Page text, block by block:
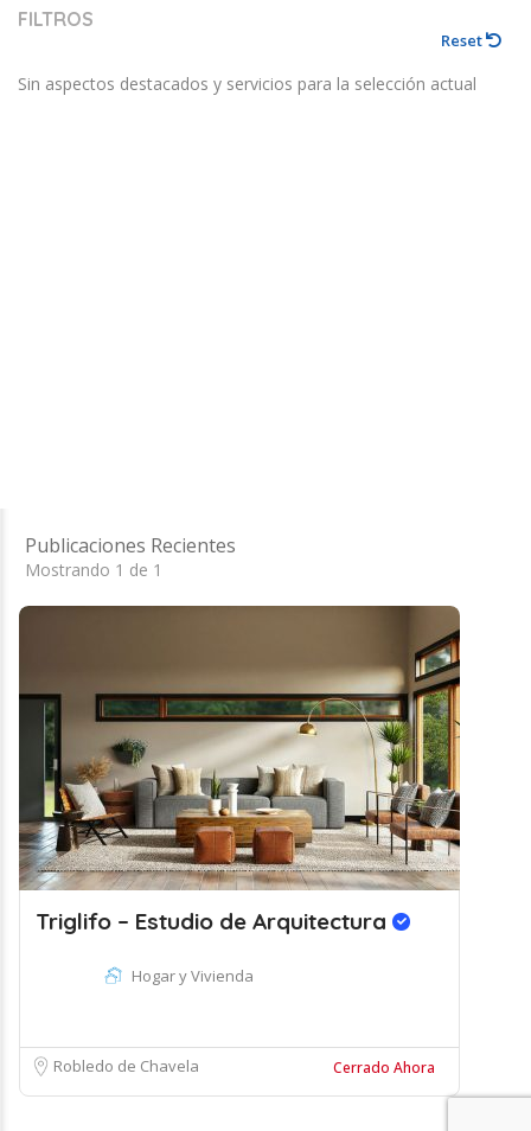
FILTROS
Reset
Sin aspectos destacados y servicios para la selección actual
Publicaciones Recientes
Mostrando 1 de 1
Triglifo – Estudio de Arquitectura
Hogar y Vivienda
Robledo de Chavela Cerrado Ahora